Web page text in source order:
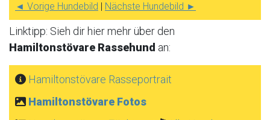
◄ Vorige Hundebild Nächste Hundebild ►
Linktipp: Sieh dir hier mehr über den
Hamiltonstövare Rassehund an:
Hamiltonstövare Rasseportrait
Hamiltonstövare Fotos